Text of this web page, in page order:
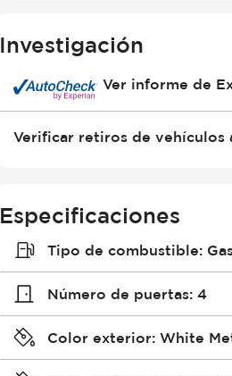
Investigación
Ver informe de
Verificar retiros de vehículos
Especificaciones
Tipo de combustible:
Número de puertas: 4
Color exterior: White